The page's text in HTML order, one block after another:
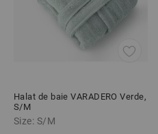
Halat de baie VARADERO Verde,
S/M
Size: S/M